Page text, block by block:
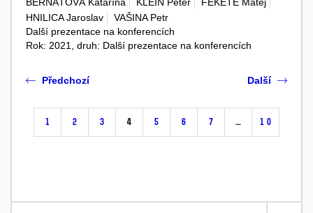
BERNÁTOVÁ Katarína KLEIN Peter
FEKETE Matej
HNILICA Jaroslav
VAŠINA Petr
Další prezentace na konferencích
Rok: 2021, druh: Další prezentace na konferencích
Předchozí
1 2 3 4 5 6 7 … 10
Další